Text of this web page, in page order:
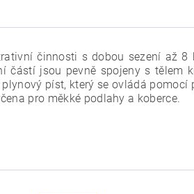
činnosti s dobou sezení až 8
částí jsou pevně spojeny s tělem
píst, který se ovládá pomocí
pro měkké podlahy a koberce.